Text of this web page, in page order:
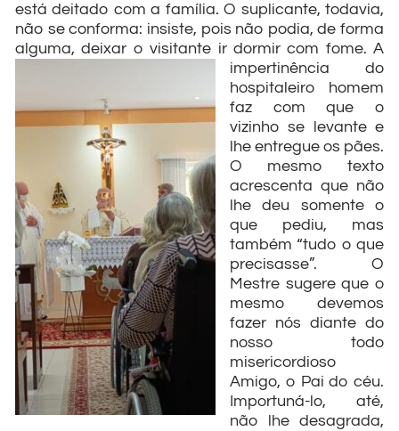
está deitado com a família. O suplicante, todavia,
não se conforma: insiste, pois não podia, de forma
alguma, deixar o visitante ir dormir com fome. A
impertinência do
hospitaleiro homem
faz com que o
vizinho se levante e
lhe entregue os pães.
O mesmo texto
acrescenta que não
lhe deu somente o
que pediu, mas
também “tudo o que
precisasse”. O
Mestre sugere que o
mesmo devemos
fazer nós diante do
nosso todo
misericordioso
Amigo, o Pai do céu.
Importuná-lo, até,
não lhe desagrada,